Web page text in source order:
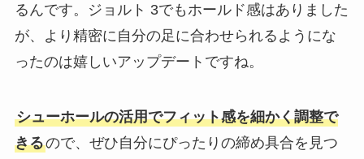
るんです。ジョルト 3でもホールド感はありました
が、より精密に自分の足に合わせられるようにな
ったのは嬉しいアップデートですね。
シューホールの活用でフィット感を細かく調整で
きるので、ぜひ自分にぴったりの締め具合を見つ